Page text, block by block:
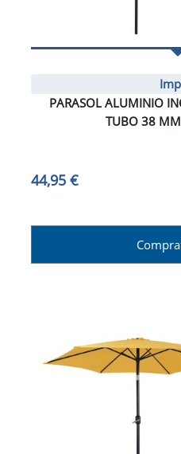
PARASOL ALUMINIO
TUBO 38
44,95 €